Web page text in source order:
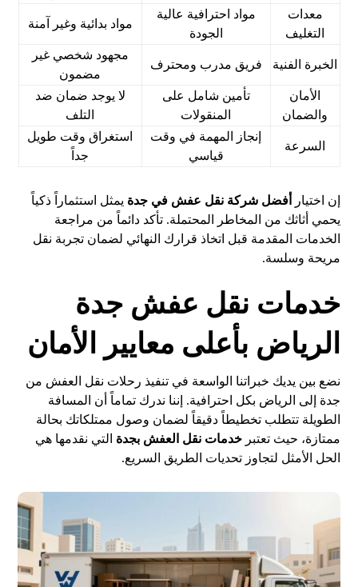
معدات
التغليف
مواد احترافية عالية
الجودة
مواد بدائية وغير آمنة
الخبرة الفنية فريق مدرب ومحترف
مجهود شخصي غير
مضمون
الأمان
والضمان
تأمين شامل على
المنقولات
لا يوجد ضمان ضد
التلف
السرعة
إنجاز المهمة في وقت
قياسي
استغراق وقت طويل
جداً
إن اختيار أفضل شركة نقل عفش في جدة يمثل استثماراً ذكياً
يحمي أثاثك من المخاطر المحتملة. تأكد دائماً من مراجعة
الخدمات المقدمة قبل اتخاذ قرارك النهائي لضمان تجربة نقل
مريحة وسلسة.
خدمات نقل عفش جدة
الرياض بأعلى معايير الأمان
نضع بين يديك خبراتنا الواسعة في تنفيذ رحلات نقل العفش من
جدة إلى الرياض بكل احترافية. إننا ندرك تماماً أن المسافة
الطويلة تتطلب تخطيطاً دقيقاً لضمان وصول ممتلكاتك بحالة
ممتازة، حيث تعتبرخدمات نقل العفش بجدة التي نقدمها هي
الحل الأمثل لتجاوز تحديات الطريق السريع.